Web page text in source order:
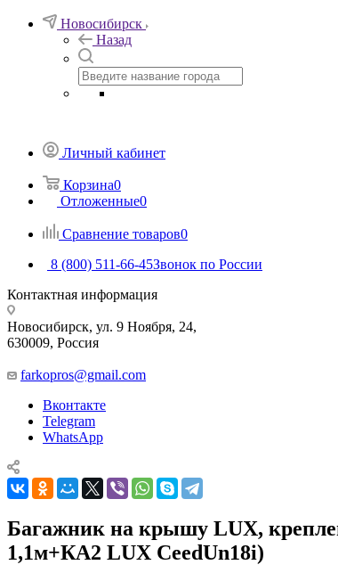
Новосибирск
Назад
Личный кабинет
Корзина0
Отложенные0
Сравнение товаров0
8 (800) 511-66-45Звонок по России
Контактная информация
Новосибирск, ул. 9 Ноября, 24,
630009, Россия
farkopros@gmail.com
Вконтакте
Telegram
WhatsApp
Багажник на крышу LUX,
1,1м+КА2 LUX CeedUn18i)